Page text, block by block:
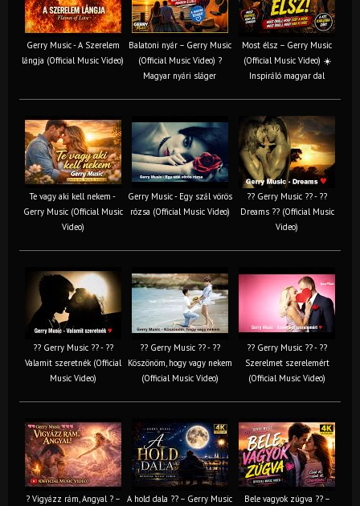
Gerry Music - A Szerelem
lángja (Official Music Video)
Balatoni nyár – Gerry Music
(Official Music Video) ?
Magyar nyári sláger
Most élsz – Gerry Music
(Official Music Video) ☀️
Inspiráló magyar dal
Te vagy aki kell nekem -
Gerry Music (Official Music
Video)
Gerry Music - Egy szál vörös
rózsa (Official Music Video)
?? Gerry Music ?? - ??
Dreams ?? (Official Music
Video)
?? Gerry Music ?? - ??
Valamit szeretnék (Official
Music Video)
?? Gerry Music ?? - ??
Köszönöm, hogy vagy nekem
(Official Music Video)
?? Gerry Music ?? - ??
Szerelmet szerelemért
(Official Music Video)
? Vigyázz rám, Angyal ? –
A hold dala ?? – Gerry Music
Bele vagyok zúgva ?? –